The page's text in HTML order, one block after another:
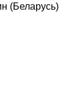
(Беларусь)